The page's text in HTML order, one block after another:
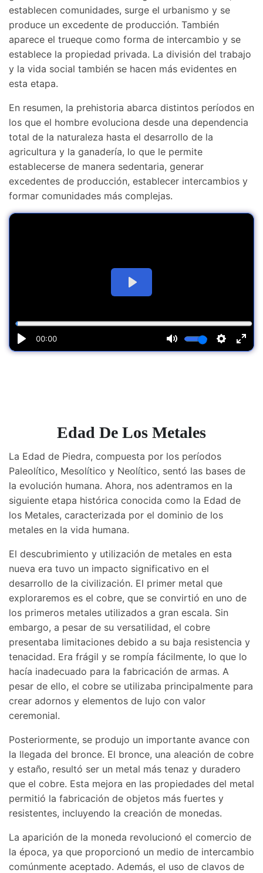
establecen comunidades, surge el urbanismo y se
produce un excedente de producción. También
aparece el trueque como forma de intercambio y se
establece la propiedad privada. La división del trabajo
y la vida social también se hacen más evidentes en
esta etapa.
En resumen, la prehistoria abarca distintos períodos en
los que el hombre evoluciona desde una dependencia
total de la naturaleza hasta el desarrollo de la
agricultura y la ganadería, lo que le permite
establecerse de manera sedentaria, generar
excedentes de producción, establecer intercambios y
formar comunidades más complejas.
Edad De Los Metales
La Edad de Piedra, compuesta por los períodos
Paleolítico, Mesolítico y Neolítico, sentó las bases de
la evolución humana. Ahora, nos adentramos en la
siguiente etapa histórica conocida como la Edad de
los Metales, caracterizada por el dominio de los
metales en la vida humana.
El descubrimiento y utilización de metales en esta
nueva era tuvo un impacto significativo en el
desarrollo de la civilización. El primer metal que
exploraremos es el cobre, que se convirtió en uno de
los primeros metales utilizados a gran escala. Sin
embargo, a pesar de su versatilidad, el cobre
presentaba limitaciones debido a su baja resistencia y
tenacidad. Era frágil y se rompía fácilmente, lo que lo
hacía inadecuado para la fabricación de armas. A
pesar de ello, el cobre se utilizaba principalmente para
crear adornos y elementos de lujo con valor
ceremonial.
Posteriormente, se produjo un importante avance con
la llegada del bronce. El bronce, una aleación de cobre
y estaño, resultó ser un metal más tenaz y duradero
que el cobre. Esta mejora en las propiedades del metal
permitió la fabricación de objetos más fuertes y
resistentes, incluyendo la creación de monedas.
La aparición de la moneda revolucionó el comercio de
la época, ya que proporcionó un medio de intercambio
comúnmente aceptado. Además, el uso de clavos de